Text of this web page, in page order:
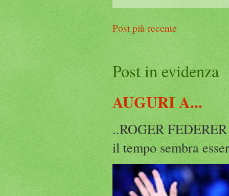
Post più recente
Post in evidenza
AUGURI A...
..ROGER
il tempo sembra